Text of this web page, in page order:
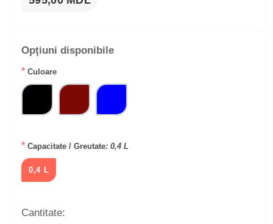
Opţiuni disponibile
* Culoare
* Capacitate / Greutate: 0,4 L
0,4 L
Cantitate: